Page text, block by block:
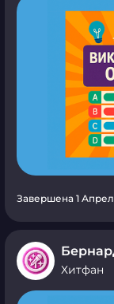
Завершена 1
Хитфан